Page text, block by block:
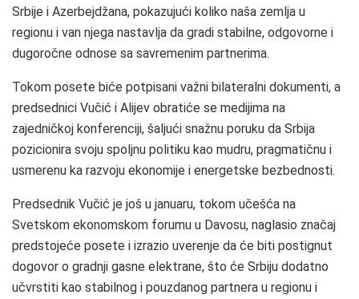
Srbije i Azerbejdžana, pokazujući koliko naša zemlja u
regionu i van njega nastavlja da gradi stabilne, odgovorne i
dugoročne odnose sa savremenim partnerima.
Tokom posete biće potpisani važni bilateralni dokumenti, a
predsednici Vučić i Alijev obratiće se medijima na
zajedničkoj konferenciji, šaljući snažnu poruku da Srbija
pozicionira svoju spoljnu politiku kao mudru, pragmatičnu i
usmerenu ka razvoju ekonomije i energetske bezbednosti.
Predsednik Vučić je još u januaru, tokom učešća na
Svetskom ekonomskom forumu u Davosu, naglasio značaj
predstojeće posete i izrazio uverenje da će biti postignut
dogovor o gradnji gasne elektrane, što će Srbiju dodatno
učvrstiti kao stabilnog i pouzdanog partnera u regionu i